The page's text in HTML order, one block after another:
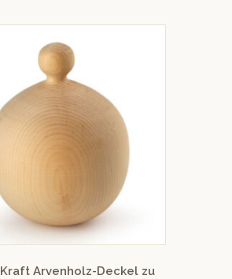
Arvenholz-Deckel zu